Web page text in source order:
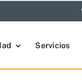
Servicios